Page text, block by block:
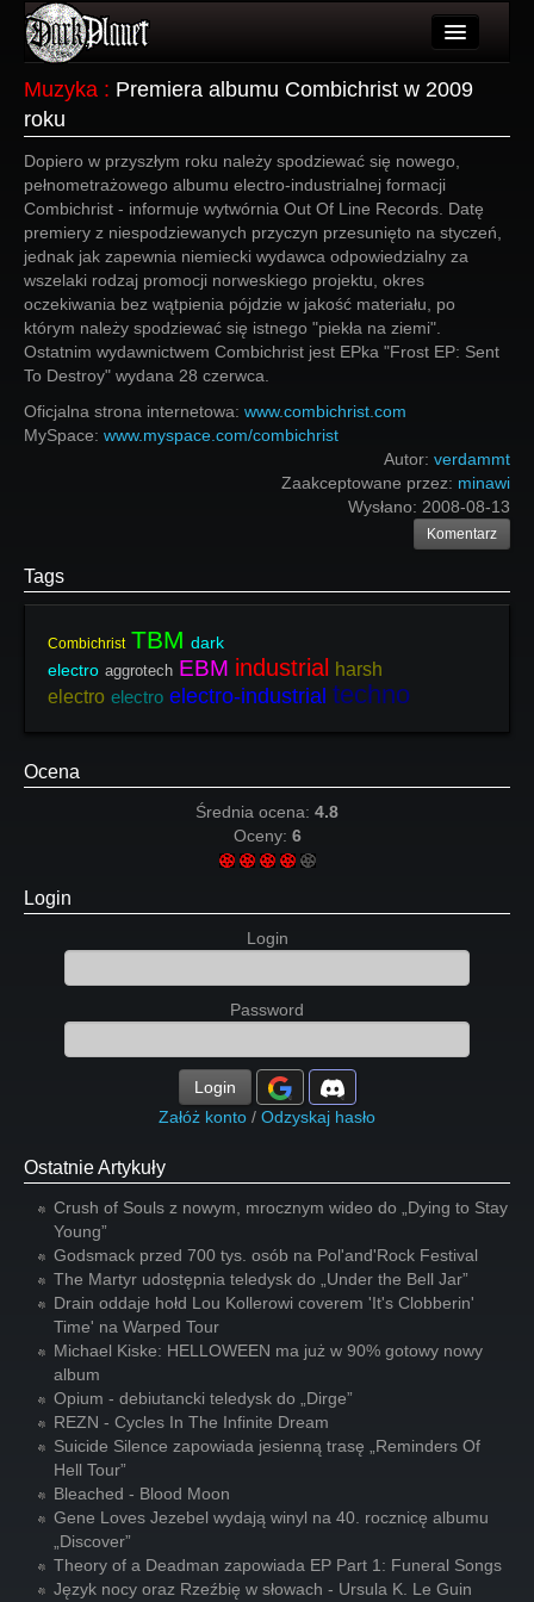
Wydarzenia
Galeria
Forum
Więcej
Login
Muzyka : Premiera albumu Combichrist w 2009
roku
Dopiero w przyszłym roku należy spodziewać się nowego,
pełnometrażowego albumu electro-industrialnej formacji
Combichrist - informuje wytwórnia Out Of Line Records. Datę
premiery z niespodziewanych przyczyn przesunięto na styczeń,
jednak jak zapewnia niemiecki wydawca odpowiedzialny za
wszelaki rodzaj promocji norweskiego projektu, okres
oczekiwania bez wątpienia pójdzie w jakość materiału, po
którym należy spodziewać się istnego "piekła na ziemi".
Ostatnim wydawnictwem Combichrist jest EPka "Frost EP: Sent
To Destroy" wydana 28 czerwca.
Oficjalna strona internetowa: www.combichrist.com
MySpace: www.myspace.com/combichrist
Autor: verdammt
Zaakceptowane przez: minawi
Wysłano: 2008-08-13
Komentarz
Tags
Combichrist TBM dark
electro aggrotech EBM industrial
harsh
electro electro electro-industrial techno
Ocena
Średnia ocena: 4.8
Oceny: 6
Login
Login
Password
Login
Załóż konto / Odzyskaj hasło
Ostatnie Artykuły
Crush of Souls z nowym, mrocznym wideo do „Dying to Stay
Young”
Godsmack przed 700 tys. osób na Pol'and'Rock Festival
The Martyr udostępnia teledysk do „Under the Bell Jar”
Drain oddaje hołd Lou Kollerowi coverem 'It's Clobberin'
Time' na Warped Tour
Michael Kiske: HELLOWEEN ma już w 90% gotowy nowy
album
Opium - debiutancki teledysk do „Dirge”
REZN - Cycles In The Infinite Dream
Suicide Silence zapowiada jesienną trasę „Reminders Of
Hell Tour”
Bleached - Blood Moon
Gene Loves Jezebel wydają winyl na 40. rocznicę albumu
„Discover”
Theory of a Deadman zapowiada EP Part 1: Funeral Songs
Język nocy oraz Rzeźbię w słowach - Ursula K. Le Guin